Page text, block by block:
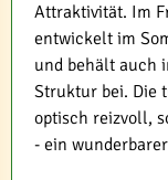
Attraktivität. Im
entwickelt im
und behält auch
Struktur bei. Die
optisch reizvoll,
- ein